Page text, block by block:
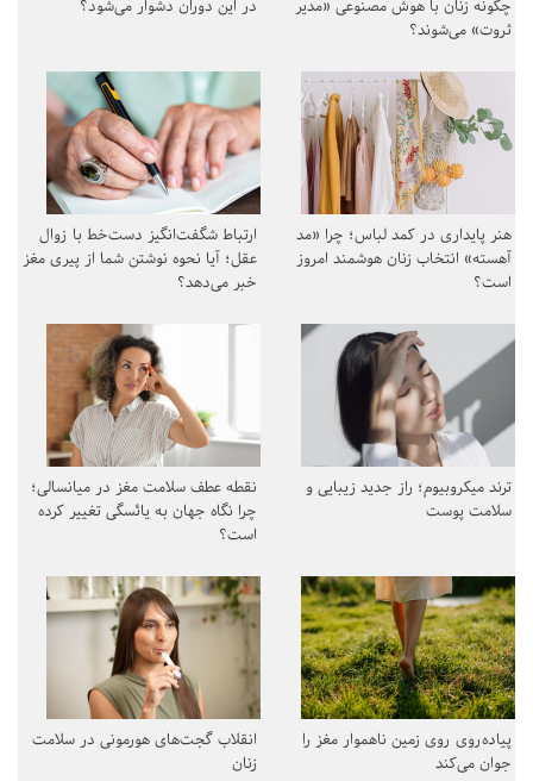
چگونه زنان با هوش مصنوعی «مدیر
ثروت» می‌شوند؟
در این دوران دشوار می‌شود؟
هنر پایداری در کمد لباس؛ چرا «مد
آهسته» انتخاب زنان هوشمند امروز
است؟
ارتباط شگفت‌انگیز دست‌خط با زوال
عقل؛ آیا نحوه نوشتن شما از پیری مغز
خبر می‌دهد؟
ترند میکروبیوم؛ راز جدید زیبایی و
سلامت پوست
نقطه عطف سلامت مغز در میانسالی؛
چرا نگاه جهان به یائسگی تغییر کرده
است؟
پیاده‌روی روی زمین ناهموار مغز را
جوان می‌کند
انقلاب گجت‌های هورمونی در سلامت
زنان